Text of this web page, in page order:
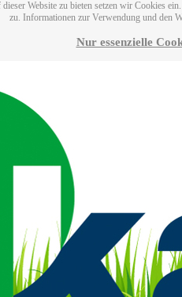
Website zu bieten setzen wir Cookies
zu. Informationen zur Verwendung und den
Nur essenzielle